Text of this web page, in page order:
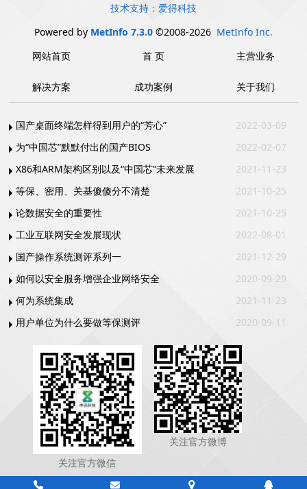
技术支持：爱得科技
Powered by MetInfo 7.3.0 ©2008-2026 MetInfo Inc.
网站首页
首 页 主营业务
解决方案 成功案例 关于我们
国产桌面终端怎样得到用户的“芳心”
2022-03-09
为“中国芯”默默付出的国产BIOS
2022-02-07
X86和ARM架构区别以及“中国芯”未来发展
2021-11-23
等保、密用、关基傻傻分不清楚
2021-10-25
论数据安全的重要性
2021-10-25
工业互联网安全发展现状
2022-08-01
国产操作系统测评系列一
2021-12-29
如何以安全服务增强企业网络安全
2020-09-29
何为系统集成
2021-11-23
用户单位为什么要做等保测评
2020-09-11
关注官方微信
关注官方微博